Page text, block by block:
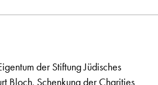
der Stiftung Jüdisches
Bloch, Schenkung der Charities